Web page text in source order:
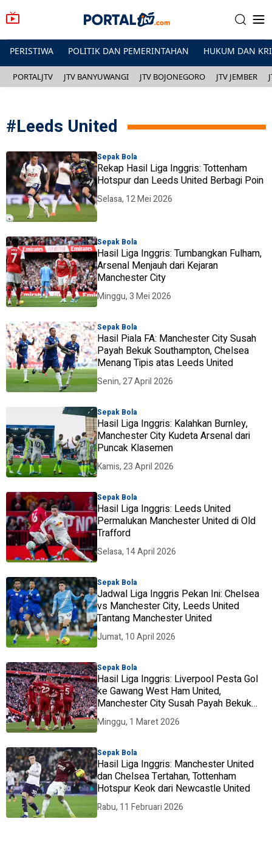
PERISTIWA POLITIK DAN PEMERINTAHAN HUKUM DAN
PORTALJTV JTV BANYUWANGI JTV BOJONEGORO JTV JEMBER
#Leeds United
Sepak Bola
Rekap Hasil Liga Inggris: Tottenham
Hotspur dan Leeds United Berbagi Poin
Selasa, 12 Mei 2026
Sepak Bola
Hasil Liga Inggris: Tumbangkan Fulham,
Arsenal Menjauh dari Kejaran
Manchester City
Minggu, 3 Mei 2026
Sepak Bola
Hasil Piala FA: Manchester City Susah
Payah Bekuk Southampton, Chelsea
Menang Tipis atas Leeds United
Senin, 27 April 2026
Sepak Bola
Hasil Liga Inggris: Kalahkan Burnley,
Manchester City Kudeta Arsenal dari
Puncak Klasemen
Kamis, 23 April 2026
Sepak Bola
Hasil Liga Inggris: Leeds United
Permalukan Manchester United di Old
Trafford
Selasa, 14 April 2026
Sepak Bola
Jadwal Liga Inggris Pekan Ini: Chelsea
vs Manchester City, Leeds United
Tantang Manchester United
Jumat, 10 April 2026
Sepak Bola
Hasil Liga Inggris: Liverpool Pesta Gol
ke Gawang West Ham United,
Manchester City Susah Payah Bekuk
Leeds United
Minggu, 1 Maret 2026
Sepak Bola
Hasil Liga Inggris: Manchester United
dan Chelsea Tertahan, Tottenham
Hotspur Keok dari Newcastle United
Rabu, 11 Februari 2026